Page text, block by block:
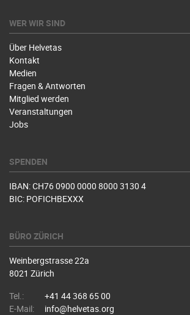
WER WIR SIND
Über Helvetas
Kontakt
Medien
Fragen & Antworten
Mitglied werden
Veranstaltungen
Jobs
SPENDEN
IBAN: CH76 0900 0000 8000 3130 4
BIC: POFICHBEXXX
BÜRO ZÜRICH
Weinbergstrasse 22a
8021 Zürich
Tel.:
+41 44 368 65 00
E-Mail:
info@helvetas.org